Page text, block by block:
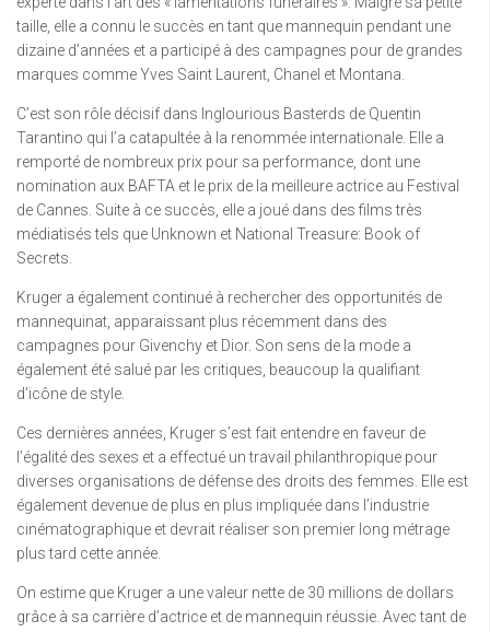
taille, elle a connu le succès en tant que mannequin pendant une
dizaine d’années et a participé à des campagnes pour de grandes
marques comme Yves Saint Laurent, Chanel et Montana.
C’est son rôle décisif dans Inglourious Basterds de Quentin
Tarantino qui l’a catapultée à la renommée internationale. Elle a
remporté de nombreux prix pour sa performance, dont une
nomination aux BAFTA et le prix de la meilleure actrice au Festival
de Cannes. Suite à ce succès, elle a joué dans des films très
médiatisés tels que Unknown et National Treasure: Book of
Secrets.
Kruger a également continué à rechercher des opportunités de
mannequinat, apparaissant plus récemment dans des
campagnes pour Givenchy et Dior. Son sens de la mode a
également été salué par les critiques, beaucoup la qualifiant
d’icône de style.
Ces dernières années, Kruger s’est fait entendre en faveur de
l’égalité des sexes et a effectué un travail philanthropique pour
diverses organisations de défense des droits des femmes. Elle est
également devenue de plus en plus impliquée dans l’industrie
cinématographique et devrait réaliser son premier long métrage
plus tard cette année.
On estime que Kruger a une valeur nette de 30 millions de dollars
grâce à sa carrière d’actrice et de mannequin réussie. Avec tant de